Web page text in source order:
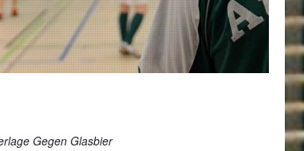
Gegen Glasbier